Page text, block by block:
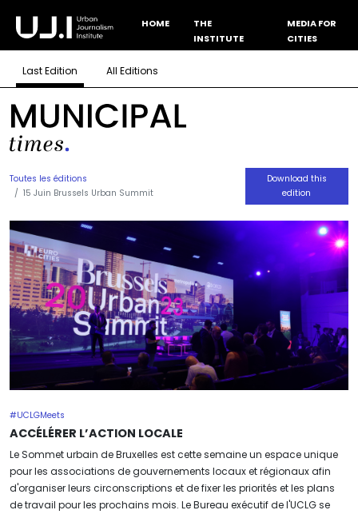
HOME
THE
INSTITUTE
MEDIA FOR
CITIES
Last Edition All Editions
Toutes les éditions
15 Juin Brussels Urban Summit
Download this
edition
#UCLGMeets
ACCÉLÉRER L’ACTION LOCALE
Le Sommet urbain de Bruxelles est cette semaine un espace unique
pour les associations de gouvernements locaux et régionaux afin
d'organiser leurs circonscriptions et de fixer les priorités et les plans
de travail pour les prochains mois. Le Bureau exécutif de l'UCLG se